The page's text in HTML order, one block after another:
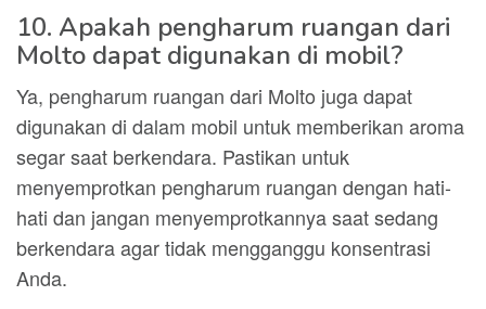
10. Apakah pengharum ruangan dari
Molto dapat digunakan di mobil?
Ya, pengharum ruangan dari Molto juga dapat
digunakan di dalam mobil untuk memberikan aroma
segar saat berkendara. Pastikan untuk
menyemprotkan pengharum ruangan dengan hati-
hati dan jangan menyemprotkannya saat sedang
berkendara agar tidak mengganggu konsentrasi
Anda.